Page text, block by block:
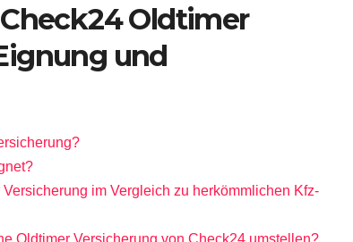
Oldtimer
und
im Vergleich zu herkömmlichen Kfz-